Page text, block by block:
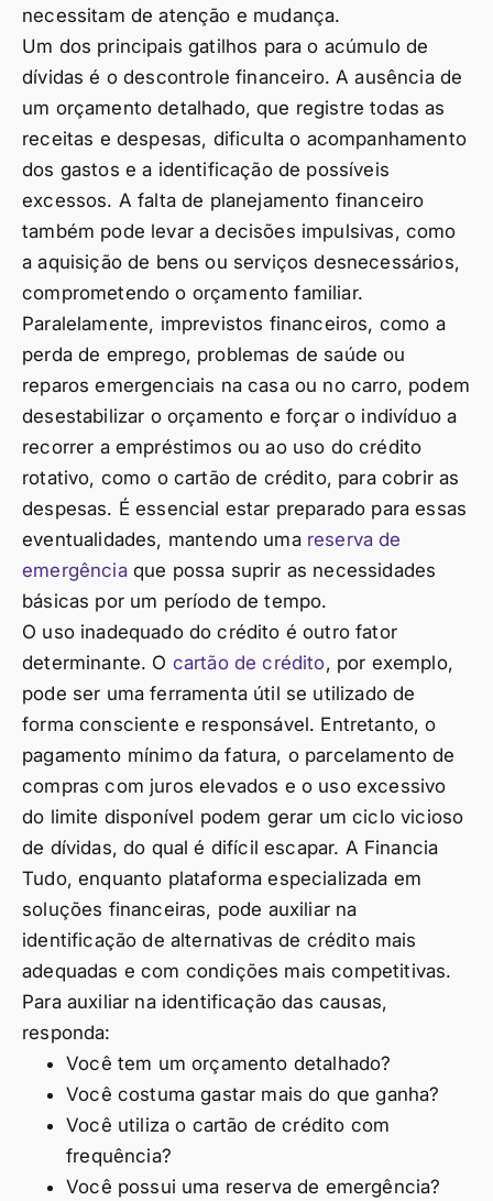
necessitam de atenção e mudança.
Um dos principais gatilhos para o acúmulo de
dívidas é o descontrole financeiro. A ausência de
um orçamento detalhado, que registre todas as
receitas e despesas, dificulta o acompanhamento
dos gastos e a identificação de possíveis
excessos. A falta de planejamento financeiro
também pode levar a decisões impulsivas, como
a aquisição de bens ou serviços desnecessários,
comprometendo o orçamento familiar.
Paralelamente, imprevistos financeiros, como a
perda de emprego, problemas de saúde ou
reparos emergenciais na casa ou no carro, podem
desestabilizar o orçamento e forçar o indivíduo a
recorrer a empréstimos ou ao uso do crédito
rotativo, como o cartão de crédito, para cobrir as
despesas. É essencial estar preparado para essas
eventualidades, mantendo uma reserva de
emergênciaque possa suprir as necessidades
básicas por um período de tempo.
O uso inadequado do crédito é outro fator
determinante. O cartão de crédito, por exemplo,
pode ser uma ferramenta útil se utilizado de
forma consciente e responsável. Entretanto, o
pagamento mínimo da fatura, o parcelamento de
compras com juros elevados e o uso excessivo
do limite disponível podem gerar um ciclo vicioso
de dívidas, do qual é difícil escapar. A Financia
Tudo, enquanto plataforma especializada em
soluções financeiras, pode auxiliar na
identificação de alternativas de crédito mais
adequadas e com condições mais competitivas.
Para auxiliar na identificação das causas,
responda:
Você tem um orçamento detalhado?
Você costuma gastar mais do que ganha?
Você utiliza o cartão de crédito com
frequência?
Você possui uma reserva de emergência?